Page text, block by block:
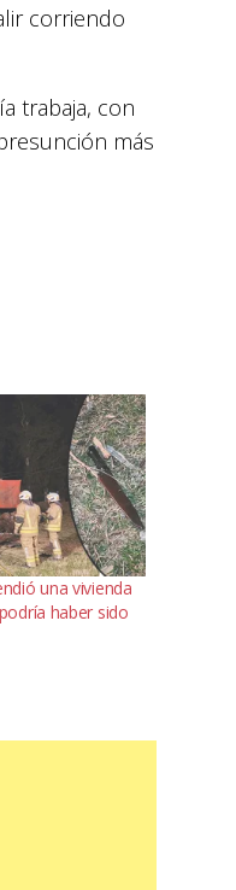
corriendo
trabaja, con
más
una vivienda
haber sido